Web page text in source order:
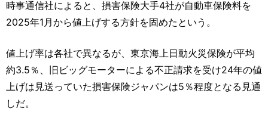
運営元 お問い合わせ
時事通信社によると、損害保険大手4社が自動車保険料を
2025年1月から値上げする方針を固めたという。
値上げ率は各社で異なるが、東京海上日動火災保険が平均
約3.5％、旧ビッグモーターによる不正請求を受け24年の値
上げは見送っていた損害保険ジャパンは5％程度となる見通
しだ。